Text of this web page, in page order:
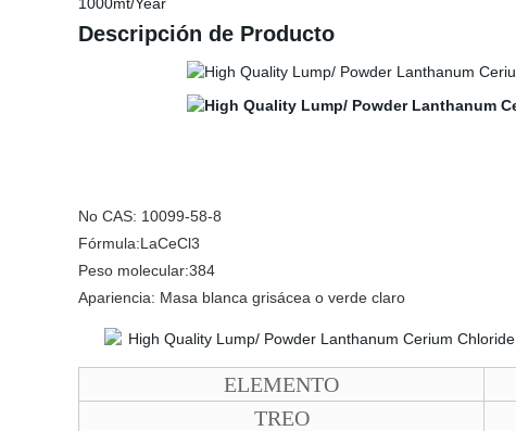
Descripción de Producto
No CAS: 10099-58-8
Fórmula:LaCeCl3
Peso molecular:384
Apariencia: Masa blanca grisácea o verde claro
ELEMENTO
TREO